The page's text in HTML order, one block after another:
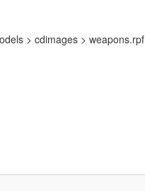
> cdimages > weapons.rpf